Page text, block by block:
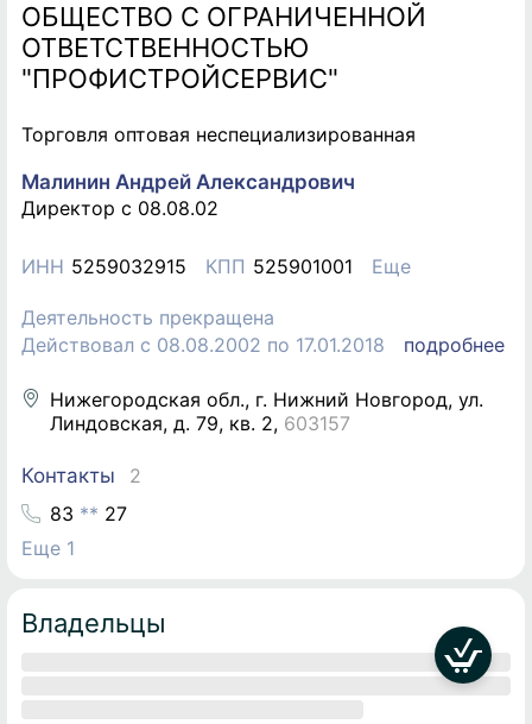
ОБЩЕСТВО С ОГРАНИЧЕННОЙ
ОТВЕТСТВЕННОСТЬЮ
"ПРОФИСТРОЙСЕРВИС"
Торговля оптовая неспециализированная
Малинин Андрей Александрович
Директор c 08.08.02
ИНН 5259032915 КПП 525901001 Еще
Деятельность прекращена
Действовал с 08.08.2002 по 17.01.2018
подробнее
Нижегородская обл., г. Нижний Новгород, ул.
Линдовская, д. 79, кв. 2, 603157
Контакты
2
83 ** 27
Еще 1
Владельцы